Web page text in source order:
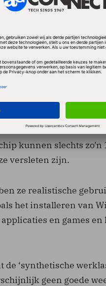
bestanden,
BitTorrent) en
(‘swappen’).
speciale
toegangstijd heeft
systeem
locatie op de
van het door Intel
kunnen slechts zo’n
versleten zijn.
ze realistische
het installeren van
en games en
‘synthetische
geen goede